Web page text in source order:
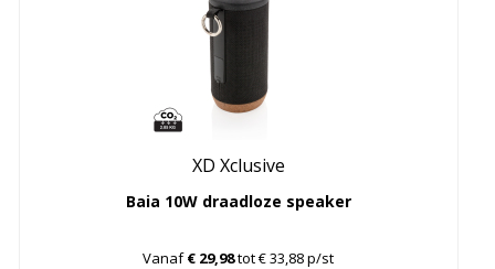
XD Xclusive
Baia 10W draadloze speaker
Vanaf€ 29,98tot € 33,88 p/st